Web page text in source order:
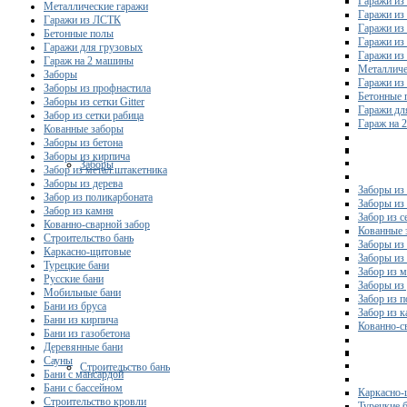
Гаражи из
Гаражи из
Гаражи
Гаражи из
Гаражи
Бетонные
Гаражи
Гараж на
Заборы
Заборы из
Заборы из
Забор из
Кованные
Заборы из
Заборы из
Забор из
Заборы из
Забор из
Забор из
Кованно-
Строительство бань
Металлические гаражи
Гаражи из ЛСТК
Бетонные полы
Гаражи для грузовых
Гараж на 2 машины
Заборы
Заборы из профнастила
Заборы из сетки Gitter
Забор из сетки рабица
Кованные заборы
Заборы из бетона
Заборы из кирпича
Забор из метал.штакетника
Заборы из дерева
Забор из поликарбоната
Забор из камня
Кованно-сварной забор
Строительство бань
Каркасно-щитовые
Турецкие бани
Русские бани
Мобильные бани
Бани из бруса
Бани из кирпича
Бани из газобетона
Деревянные бани
Сауны
Бани с мансардой
Бани с бассейном
Строительство кровли